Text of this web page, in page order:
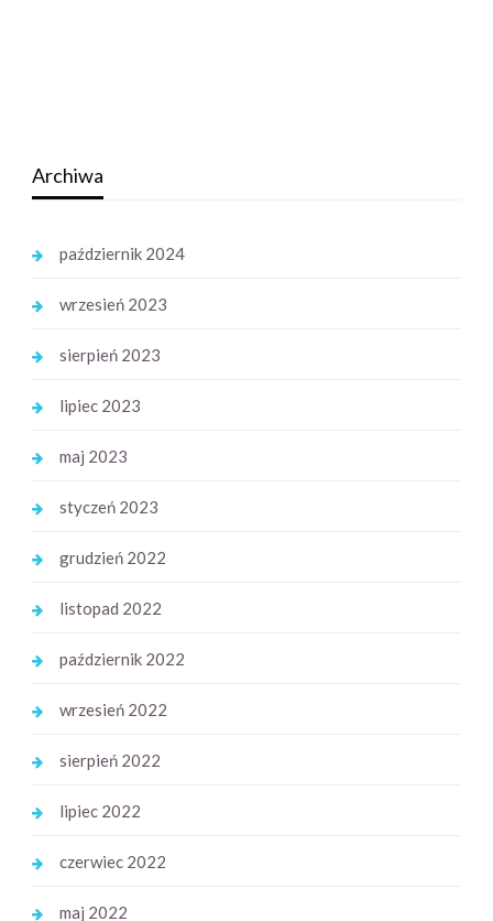
Archiwa
październik 2024
wrzesień 2023
sierpień 2023
lipiec 2023
maj 2023
styczeń 2023
grudzień 2022
listopad 2022
październik 2022
wrzesień 2022
sierpień 2022
lipiec 2022
czerwiec 2022
maj 2022